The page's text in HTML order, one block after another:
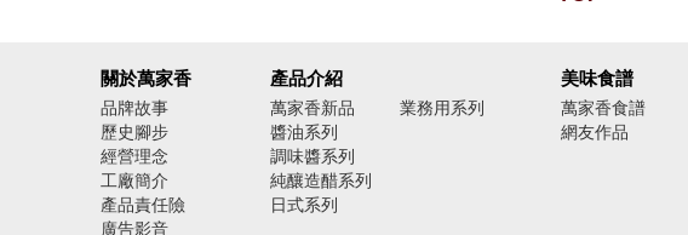
關於萬家香
品牌故事
歷史腳步
經營理念
工廠簡介
產品責任險
廣告影音
產品介紹
萬家香新品
醬油系列
調味醬系列
純釀造醋系列
日式系列
業務用系列
美味食譜
萬家香食譜
網友作品